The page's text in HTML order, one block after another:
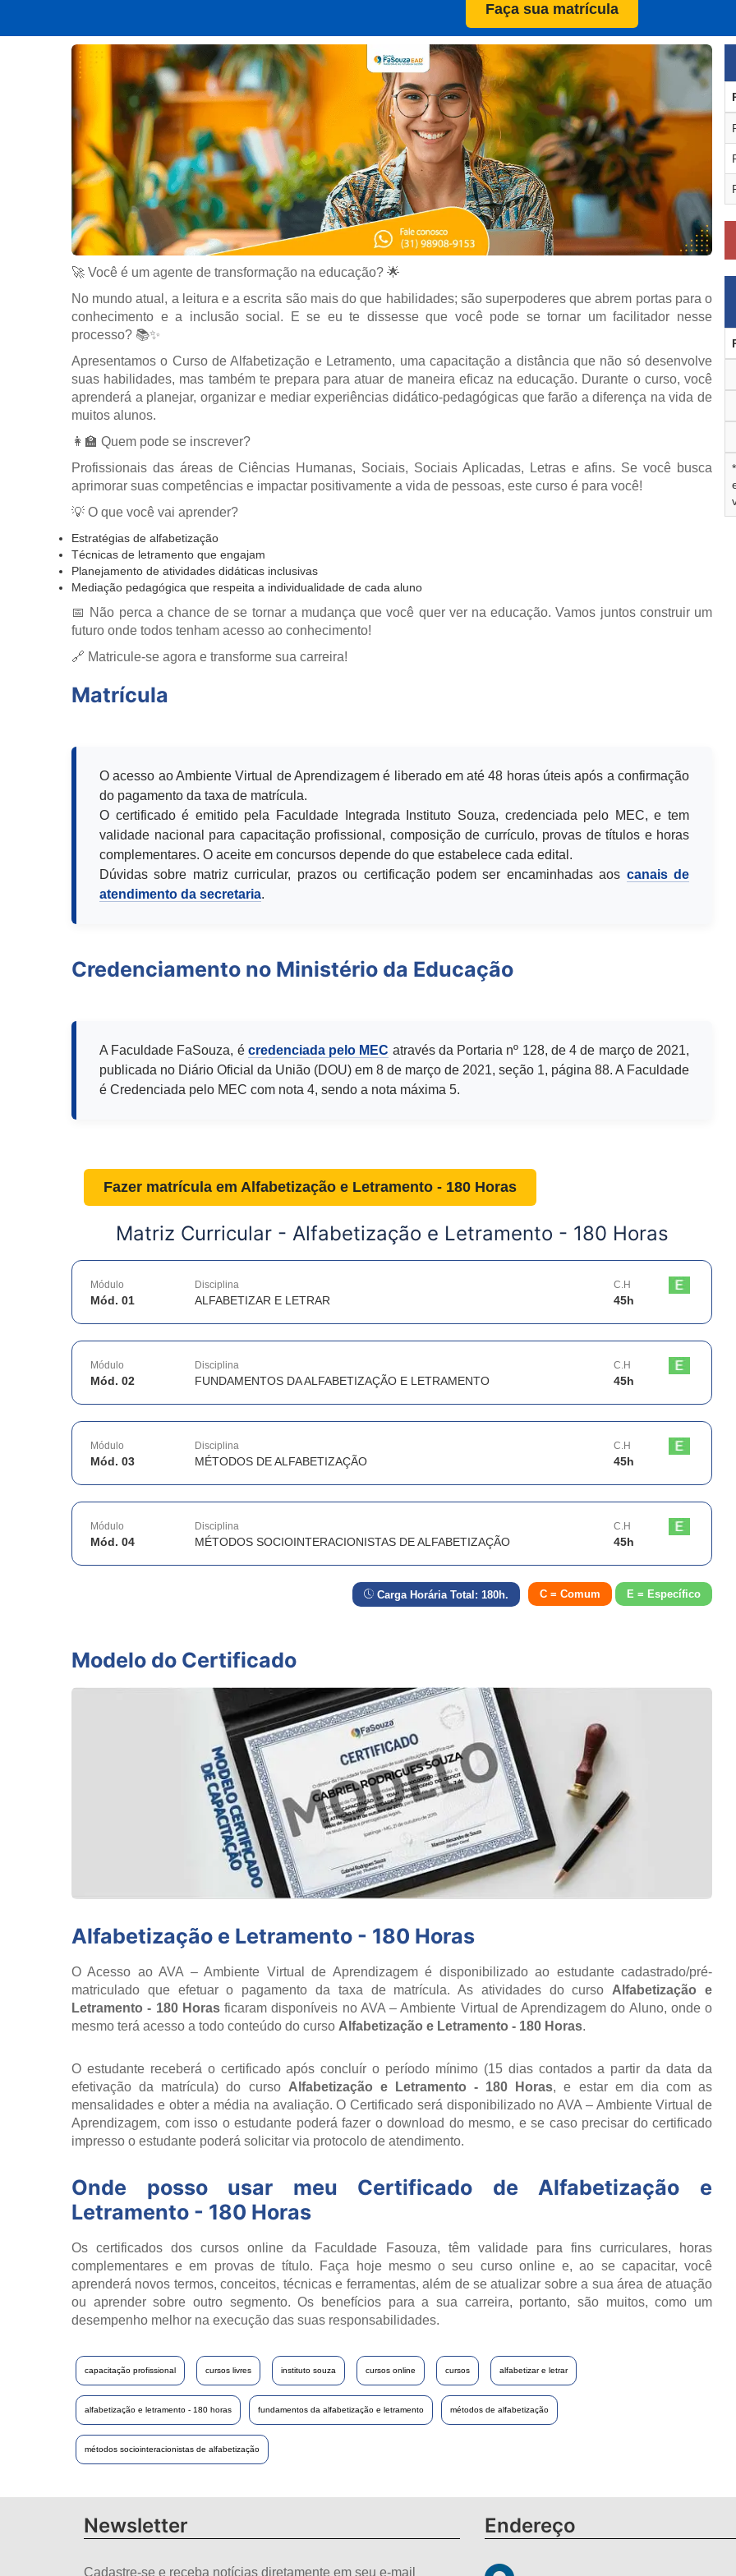
Faça sua matrícula
🚀 Você é um agente de transformação na educação? 🌟
No mundo atual, a leitura e a escrita são mais do que habilidades; são superpoderes que abrem portas para o
conhecimento e a inclusão social. E se eu te dissesse que você pode se tornar um facilitador nesse
processo? 📚✨
Apresentamos o Curso de Alfabetização e Letramento, uma capacitação a distância que não só desenvolve
suas habilidades, mas também te prepara para atuar de maneira eficaz na educação. Durante o curso, você
aprenderá a planejar, organizar e mediar experiências didático-pedagógicas que farão a diferença na vida de
muitos alunos.
👩‍🏫 Quem pode se inscrever?
Profissionais das áreas de Ciências Humanas, Sociais, Sociais Aplicadas, Letras e afins. Se você busca
aprimorar suas competências e impactar positivamente a vida de pessoas, este curso é para você!
💡 O que você vai aprender?
Estratégias de alfabetização
Técnicas de letramento que engajam
Planejamento de atividades didáticas inclusivas
Mediação pedagógica que respeita a individualidade de cada aluno
📅 Não perca a chance de se tornar a mudança que você quer ver na educação. Vamos juntos construir um
futuro onde todos tenham acesso ao conhecimento!
🔗 Matricule-se agora e transforme sua carreira!
Matrícula
O acesso ao Ambiente Virtual de Aprendizagem é liberado em até 48 horas úteis após a confirmação
do pagamento da taxa de matrícula.
O certificado é emitido pela Faculdade Integrada Instituto Souza, credenciada pelo MEC, e tem
validade nacional para capacitação profissional, composição de currículo, provas de títulos e horas
complementares. O aceite em concursos depende do que estabelece cada edital.
Dúvidas sobre matriz curricular, prazos ou certificação podem ser encaminhadas aos canais de
atendimento da secretaria.
Credenciamento no Ministério da Educação
A Faculdade FaSouza, é credenciada pelo MEC através da Portaria nº 128, de 4 de março de 2021,
publicada no Diário Oficial da União (DOU) em 8 de março de 2021, seção 1, página 88. A Faculdade
é Credenciada pelo MEC com nota 4, sendo a nota máxima 5.
Fazer matrícula em Alfabetização e Letramento - 180 Horas
Matriz Curricular - Alfabetização e Letramento - 180 Horas
Módulo
Mód. 01
Disciplina
ALFABETIZAR E LETRAR
C.H
45h
Módulo
Mód. 02
Disciplina
FUNDAMENTOS DA ALFABETIZAÇÃO E LETRAMENTO
C.H
45h
Módulo
Mód. 03
Disciplina
MÉTODOS DE ALFABETIZAÇÃO
C.H
45h
Módulo
Mód. 04
Disciplina
MÉTODOS SOCIOINTERACIONISTAS DE ALFABETIZAÇÃO
C.H
45h
Carga Horária Total: 180h. C = Comum E = Específico
Modelo do Certificado
Alfabetização e Letramento - 180 Horas
O Acesso ao AVA – Ambiente Virtual de Aprendizagem é disponibilizado ao estudante cadastrado/pré-
matriculado que efetuar o pagamento da taxa de matrícula. As atividades do curso Alfabetização e
Letramento - 180 Horasficaram disponíveis no AVA – Ambiente Virtual de Aprendizagem do Aluno, onde o
mesmo terá acesso a todo conteúdo do curso Alfabetização e Letramento - 180 Horas.
O estudante receberá o certificado após concluír o período mínimo (15 dias contados a partir da data da
efetivação da matrícula) do curso Alfabetização e Letramento - 180 Horas, e estar em dia com as
mensalidades e obter a média na avaliação. O Certificado será disponibilizado no AVA – Ambiente Virtual de
Aprendizagem, com isso o estudante poderá fazer o download do mesmo, e se caso precisar do certificado
impresso o estudante poderá solicitar via protocolo de atendimento.
Onde posso usar meu Certificado de Alfabetização e
Letramento - 180 Horas
Os certificados dos cursos online da Faculdade Fasouza, têm validade para fins curriculares, horas
complementares e em provas de título. Faça hoje mesmo o seu curso online e, ao se capacitar, você
aprenderá novos termos, conceitos, técnicas e ferramentas, além de se atualizar sobre a sua área de atuação
ou aprender sobre outro segmento. Os benefícios para a sua carreira, portanto, são muitos, como um
desempenho melhor na execução das suas responsabilidades.
capacitação profissional cursos livres instituto souza cursos online cursos alfabetizar e letrar
alfabetização e letramento - 180 horas fundamentos da alfabetização e letramento métodos de alfabetização
métodos sociointeracionistas de alfabetização
Newsletter
Cadastre-se e receba notícias diretamente em seu e-mail
Endereço